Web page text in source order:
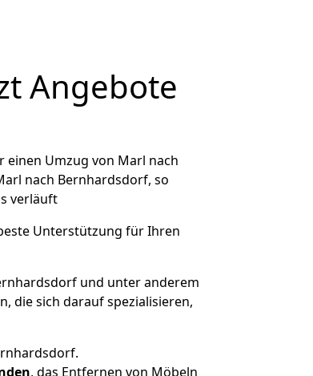
Angebote
einen Umzug von Marl nach
nach Bernhardsdorf, so
verläuft
Unterstützung für Ihren
und unter anderem
die sich darauf spezialisieren,
, das Entfernen von Möbeln